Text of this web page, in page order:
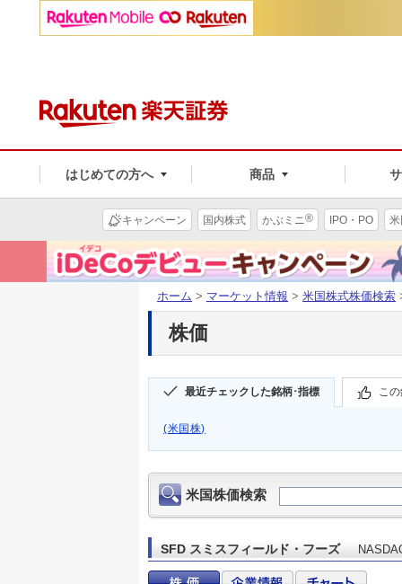
はじめての方へ 商品
キャンペーン 国内株式 かぶミニ® IPO・PO
ホーム > マーケット情報 > 米国株式株価検索
株価
最近チェックした銘柄･指標 こ
(米国株)